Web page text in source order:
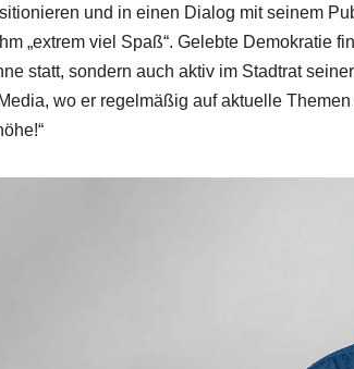
und in einen Dialog mit seinem
„extrem viel Spaß“. Gelebte Demokratie
statt, sondern auch aktiv im Stadtrat
wo er regelmäßig auf aktuelle Themen